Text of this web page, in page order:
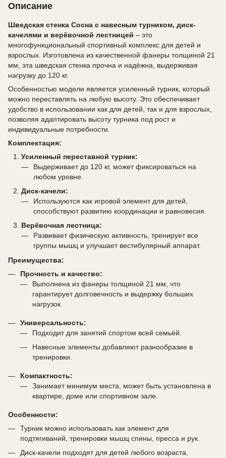
Описание
Шведская стенка Сосна с навесным турником, диск-
качелями и верёвочной лестницей – это
многофункциональный спортивный комплекс для детей и
взрослых. Изготовлена из качественной фанеры толщиной 21
мм, эта шведская стенка прочна и надёжна, выдерживая
нагрузку до 120 кг.
Особенностью модели является усиленный турник, который
можно переставлять на любую высоту. Это обеспечивает
удобство в использовании как для детей, так и для взрослых,
позволяя адаптировать высоту турника под рост и
индивидуальные потребности.
Комплектация:
Усиленный переставной турник:
Выдерживает до 120 кг, может фиксироваться на
любом уровне.
Диск-качели:
Используются как игровой элемент для детей,
способствуют развитию координации и равновесия.
Верёвочная лестница:
Развивает физическую активность, тренирует все
группы мышц и улучшает вестибулярный аппарат.
Преимущества:
Прочность и качество:
Выполнена из фанеры толщиной 21 мм, что
гарантирует долговечность и выдержку больших
нагрузок.
Универсальность:
Подходит для занятий спортом всей семьёй.
Навесные элементы добавляют разнообразие в
тренировки.
Компактность:
Занимает минимум места, может быть установлена в
квартире, доме или спортивном зале.
Особенности:
Турник можно использовать как элемент для
подтягиваний, тренировки мышц спины, пресса и рук.
Диск-качели подходят для детей любого возраста,